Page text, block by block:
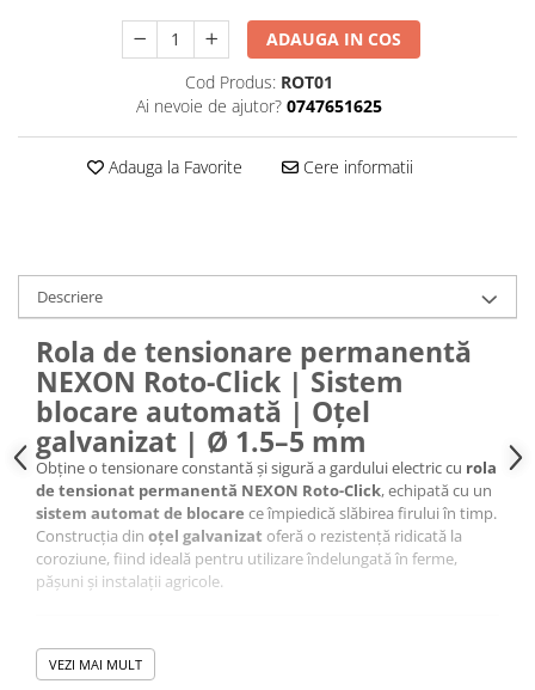
ADAUGA IN COS
Cod Produs: ROT01
Ai nevoie de ajutor? 0747651625
Adauga la Favorite Cere informatii
Descriere
Rola de tensionare permanentă
NEXON Roto-Click | Sistem
blocare automată | Oțel
galvanizat | Ø 1.5–5 mm
Obține o tensionare constantă și sigură a gardului electric cu rola
de tensionat permanentă NEXON Roto-Click, echipată cu un
sistem automat de blocare ce împiedică slăbirea firului în timp.
Construcția din oțel galvanizat oferă o rezistență ridicată la
coroziune, fiind ideală pentru utilizare îndelungată în ferme,
pășuni și instalații agricole.
✅Beneficii & Caracteristici
VEZI MAI MULT